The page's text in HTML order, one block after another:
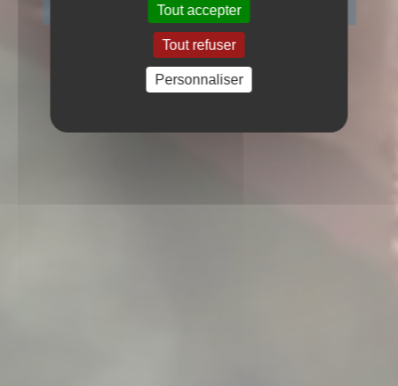
Tout accepter
Tout refuser
Personnaliser